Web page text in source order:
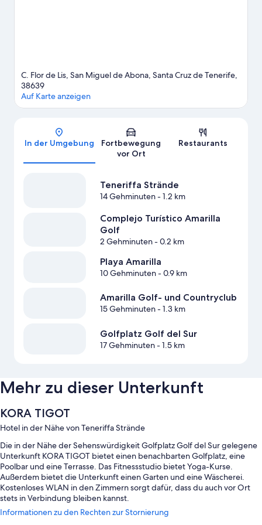
C. Flor de Lis, San Miguel de Abona, Santa Cruz de Tenerife,
38639
Auf Karte anzeigen
In der Umgebung
Fortbewegung
vor Ort
Restaurants
Teneriffa Strände
14 Gehminuten- 1.2 km
Complejo Turístico Amarilla
Golf
2 Gehminuten- 0.2 km
Playa Amarilla
10 Gehminuten- 0.9 km
Amarilla Golf- und Countryclub
15 Gehminuten- 1.3 km
Golfplatz Golf del Sur
17 Gehminuten- 1.5 km
Mehr zu dieser Unterkunft
KORA TIGOT
Hotel in der Nähe von Teneriffa Strände
Die in der Nähe der Sehenswürdigkeit Golfplatz Golf del Sur gelegene
Unterkunft KORA TIGOT bietet einen benachbarten Golfplatz, eine
Poolbar und eine Terrasse. Das Fitnessstudio bietet Yoga-Kurse.
Außerdem bietet die Unterkunft einen Garten und eine Wäscherei.
Kostenloses WLAN in den Zimmern sorgt dafür, dass du auch vor Ort
stets in Verbindung bleiben kannst.
Zu den weiteren Extras zählen:
Informationen zu den Rechten zur Stornierung